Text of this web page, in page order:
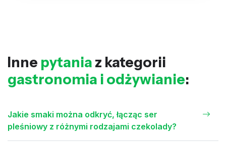
Inne pytania z kategorii
gastronomia i odżywianie:
Jakie smaki można odkryć, łącząc ser
pleśniowy z różnymi rodzajami czekolady?